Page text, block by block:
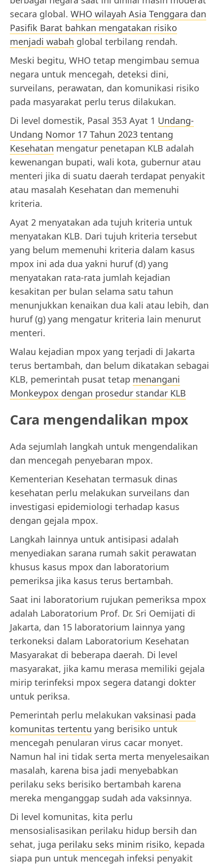
secara global. WHO wilayah Asia Tenggara dan
Pasifik Barat bahkan mengatakan risiko
menjadi wabah global terbilang rendah.
Meski begitu, WHO tetap mengimbau semua
negara untuk mencegah, deteksi dini,
surveilans, perawatan, dan komunikasi risiko
pada masyarakat perlu terus dilakukan.
Di level domestik, Pasal 353 Ayat 1 Undang-
Undang Nomor 17 Tahun 2023 tentang
Kesehatan mengatur penetapan KLB adalah
kewenangan bupati, wali kota, gubernur atau
menteri jika di suatu daerah terdapat penyakit
atau masalah Kesehatan dan memenuhi
kriteria.
Ayat 2 menyatakan ada tujuh kriteria untuk
menyatakan KLB. Dari tujuh kriteria tersebut
yang belum memenuhi kriteria dalam kasus
mpox ini ada dua yakni huruf (d) yang
menyatakan rata-rata jumlah kejadian
kesakitan per bulan selama satu tahun
menunjukkan kenaikan dua kali atau lebih, dan
huruf (g) yang mengatur kriteria lain menurut
menteri.
Walau kejadian mpox yang terjadi di Jakarta
terus bertambah, dan belum dikatakan sebagai
KLB, pemerintah pusat tetap menangani
Monkeypox dengan prosedur standar KLB
Cara mengendalikan mpox
Ada sejumlah langkah untuk mengendalikan
dan mencegah penyebaran mpox.
Kementerian Kesehatan termasuk dinas
kesehatan perlu melakukan surveilans dan
investigasi epidemiologi terhadap kasus
dengan gejala mpox.
Langkah lainnya untuk antisipasi adalah
menyediakan sarana rumah sakit perawatan
khusus kasus mpox dan laboratorium
pemeriksa jika kasus terus bertambah.
Saat ini laboratorium rujukan pemeriksa mpox
adalah Laboratorium Prof. Dr. Sri Oemijati di
Jakarta, dan 15 laboratorium lainnya yang
terkoneksi dalam Laboratorium Kesehatan
Masyarakat di beberapa daerah. Di level
masyarakat, jika kamu merasa memiliki gejala
mirip terinfeksi mpox segera datangi dokter
untuk periksa.
Pemerintah perlu melakukan vaksinasi pada
komunitas tertentu yang berisiko untuk
mencegah penularan virus cacar monyet.
Namun hal ini tidak serta merta menyelesaikan
masalah, karena bisa jadi menyebabkan
perilaku seks berisiko bertambah karena
mereka menganggap sudah ada vaksinnya.
Di level komunitas, kita perlu
mensosialisasikan perilaku hidup bersih dan
sehat, juga perilaku seks minim risiko, kepada
siapa pun untuk mencegah infeksi penyakit